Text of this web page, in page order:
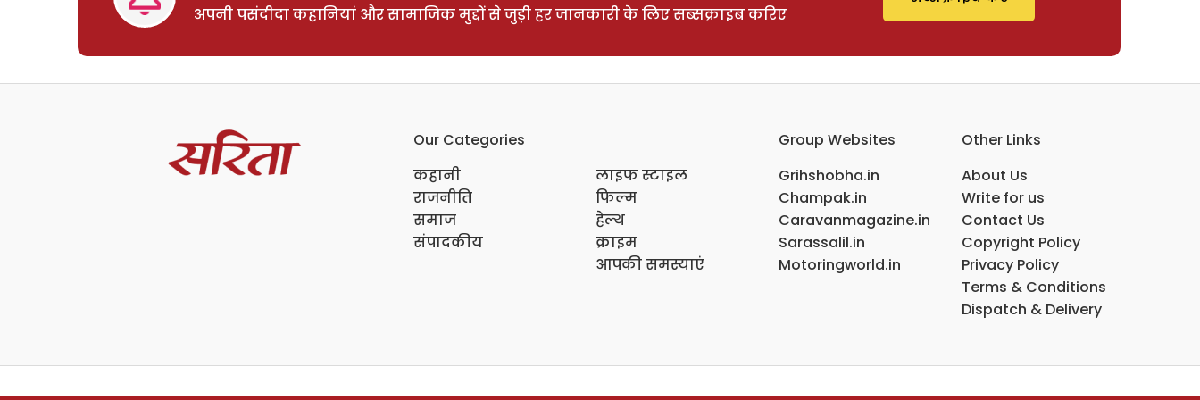
अपनी पसंदीदा कहानियां और सामाजिक मुद्दों से जुड़ी हर जानकारी के लिए सब्सक्राइब करिए
Our Categories
कहानी
राजनीति
समाज
संपादकीय
लाइफ स्टाइल
फिल्म
हेल्थ
क्राइम
आपकी समस्याएं
Group Websites
Grihshobha.in
Champak.in
Caravanmagazine.in
Sarassalil.in
Motoringworld.in
Other Links
About Us
Write for us
Contact Us
Copyright Policy
Privacy Policy
Terms & Conditions
Dispatch & Delivery